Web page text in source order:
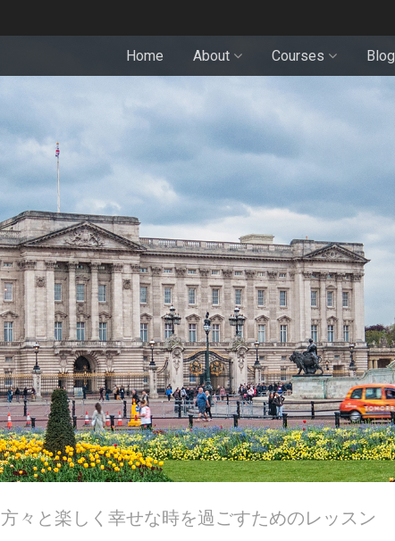
Home About Courses Blog
々と楽しく幸せな時を過ごすためのレッスン